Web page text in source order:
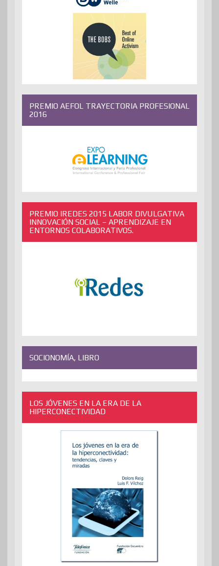
PREMIO AEFOL TRAYECTORIA PROFESIONAL
2016
PREMIO IREDES 2015 LABOR DIVULGATIVA
INNOVACIÓN SOCIAL – APRENDIZAJE EN
ENTORNOS COLABORATIVOS.
SOCIONOMÍA, LIBRO
LOS JÓVENES EN LA ERA DE LA
HIPERCONECTIVIDAD